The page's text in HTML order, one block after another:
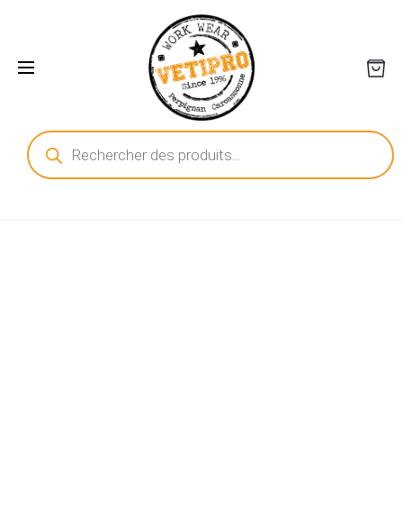
Recherche
de
produits